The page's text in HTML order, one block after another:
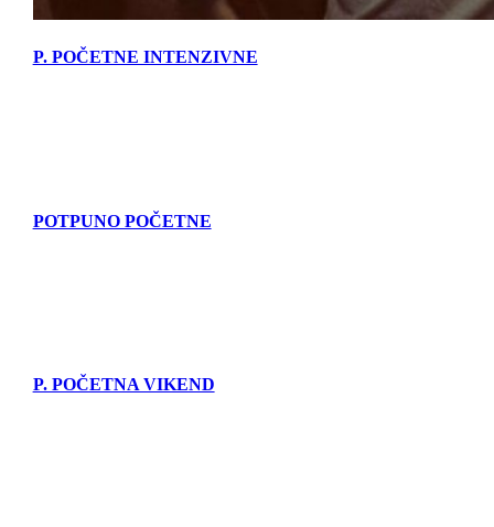
P. POČETNE INTENZIVNE
POTPUNO POČETNE
P. POČETNA VIKEND